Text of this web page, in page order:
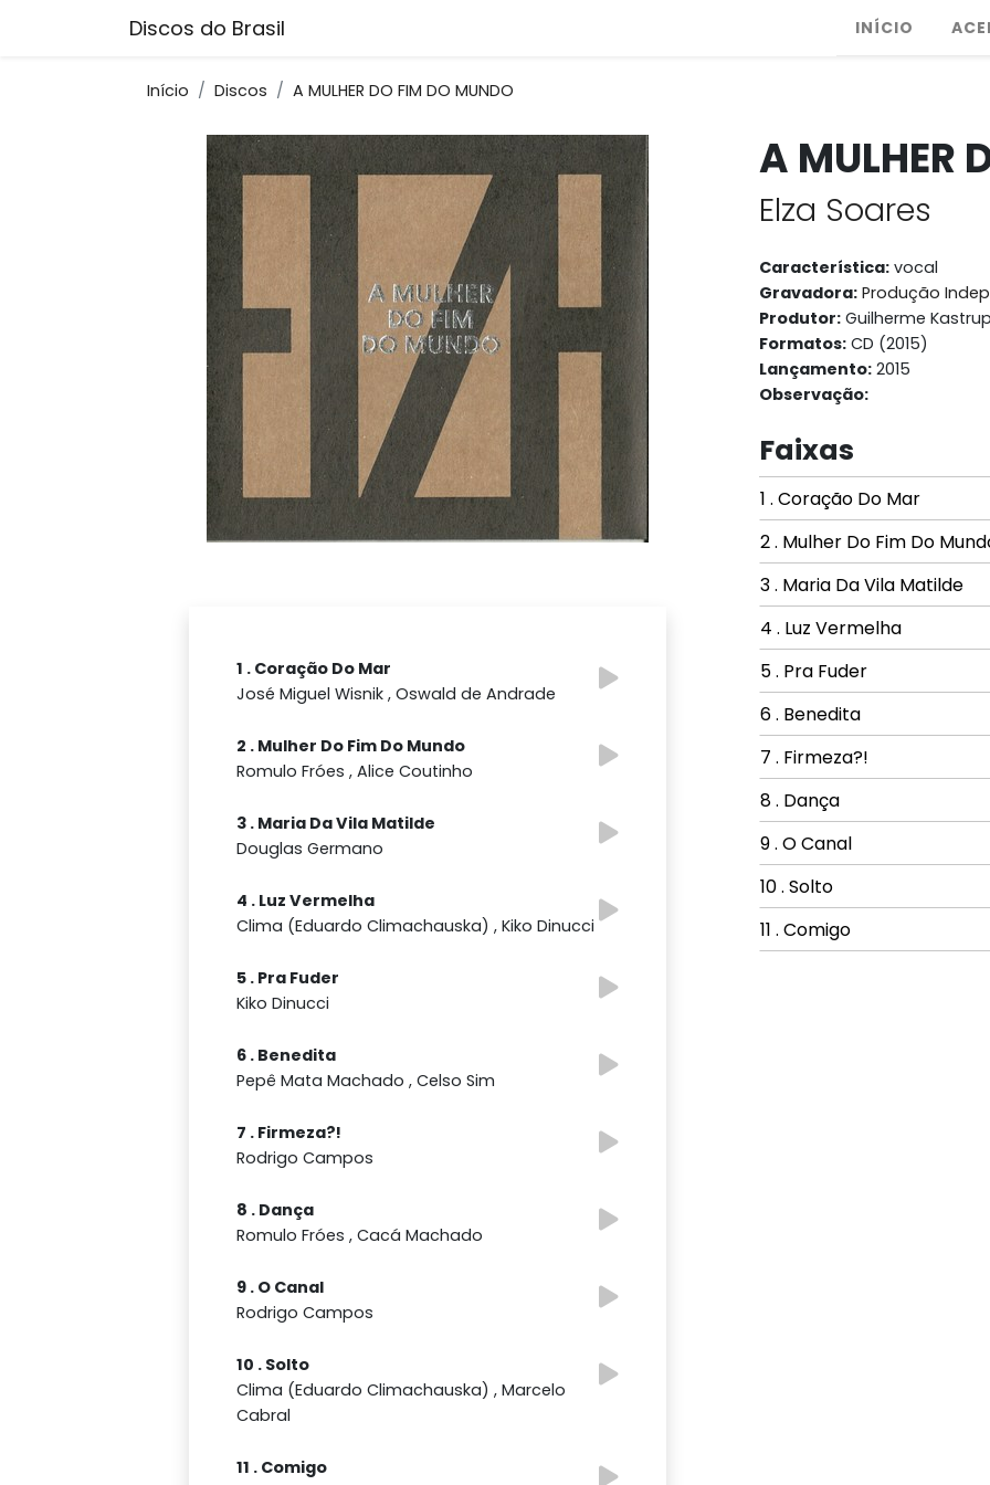
Discos do Brasil INÍCIO
Início Discos A MULHER DO FIM DO MUNDO
1 . Coração Do Mar
José Miguel Wisnik , Oswald de Andrade
2 . Mulher Do Fim Do Mundo
Romulo Fróes , Alice Coutinho
3 . Maria Da Vila Matilde
Douglas Germano
4 . Luz Vermelha
Clima (Eduardo Climachauska) , Kiko Dinucci
5 . Pra Fuder
Kiko Dinucci
6 . Benedita
Pepê Mata Machado , Celso Sim
7 . Firmeza?!
Rodrigo Campos
8 . Dança
Romulo Fróes , Cacá Machado
9 . O Canal
Rodrigo Campos
10 . Solto
Clima (Eduardo Climachauska) , Marcelo
Cabral
11 . Comigo
A MULHER
Elza Soares
Característica: vocal
Gravadora: Produção
Produtor: Guilherme
Formatos: CD (2015)
Lançamento: 2015
Observação:
Faixas
1 . Coração Do Mar
2 . Mulher Do Fim Do
3 . Maria Da Vila Matilde
4 . Luz Vermelha
5 . Pra Fuder
6 . Benedita
7 . Firmeza?!
8 . Dança
9 . O Canal
10 . Solto
11 . Comigo